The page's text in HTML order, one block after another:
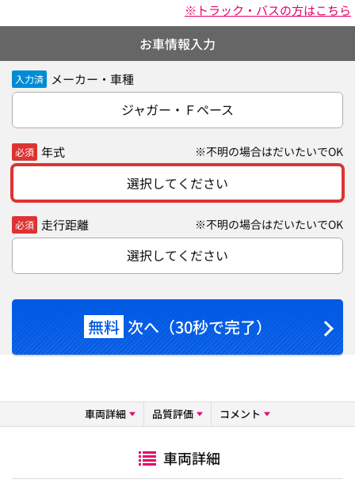
※トラック・バスの方はこちら
お車情報入力
入力済 メーカー・車種
ジャガー・Ｆペース
必須 年式 ※不明の場合はだいたいでOK
選択してください
必須 走行距離 ※不明の場合はだいたいでOK
選択してください
無料 次へ（30秒で完了）
車両詳細 品質評価 コメント
車両詳細